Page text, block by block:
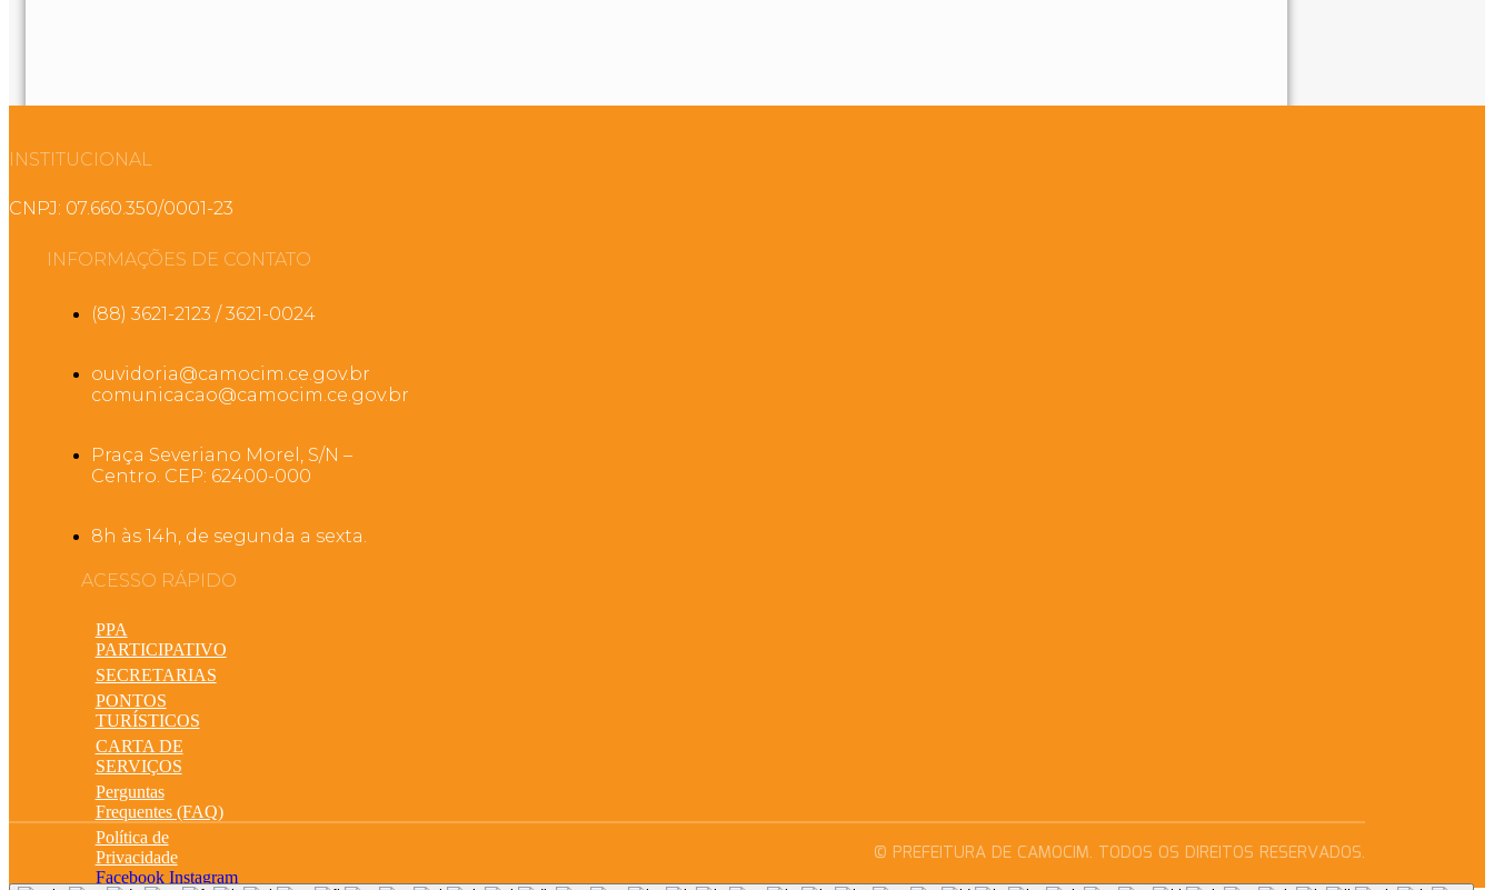
INSTITUCIONAL
CNPJ: 07.660.350/0001-23
INFORMAÇÕES DE CONTATO
(88) 3621-2123 / 3621-0024
ouvidoria@camocim.ce.gov.br
comunicacao@camocim.ce.gov.br
Praça Severiano Morel, S/N –
Centro. CEP: 62400-000
8h às 14h, de segunda a sexta.
ACESSO RÁPIDO
PPA
PARTICIPATIVO
SECRETARIAS
PONTOS
TURÍSTICOS
CARTA DE
SERVIÇOS
Perguntas
Frequentes (FAQ)
Política de
Privacidade
Facebook Instagram
© PREFEITURA DE CAMOCIM. TODOS OS DIREITOS RESERVADOS.